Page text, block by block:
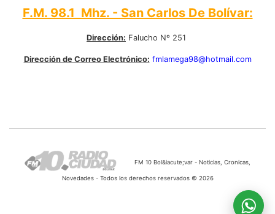
F.M. 98.1 Mhz. - San Carlos De Bolívar:
Dirección: Falucho Nº 251
Dirección de Correo Electrónico: fmlamega98@hotmail.com
FM 10 Bol&iacute;var - Noticias, Cronicas,
Novedades - Todos los derechos reservados © 2026